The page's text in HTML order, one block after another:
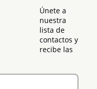
Únete a
nuestra
lista de
contactos y
recibe las